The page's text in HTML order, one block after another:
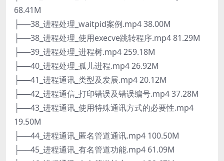
68.41M
├──38_进程处理_waitpid案例.mp4 38.00M
├──38_进程处理_使用execve跳转程序.mp4 81.29M
├──39_进程处理_进程树.mp4 259.18M
├──40_进程处理_孤儿进程.mp4 26.92M
├──41_进程通讯_类型及发展.mp4 20.12M
├──42_进程通信_打印错误及错误编号.mp4 37.28M
├──43_进程通讯_使用特殊通讯方式的必要性.mp4
19.50M
├──44_进程通讯_匿名管道通讯.mp4 100.50M
├──45_进程通讯_有名管道功能.mp4 61.09M